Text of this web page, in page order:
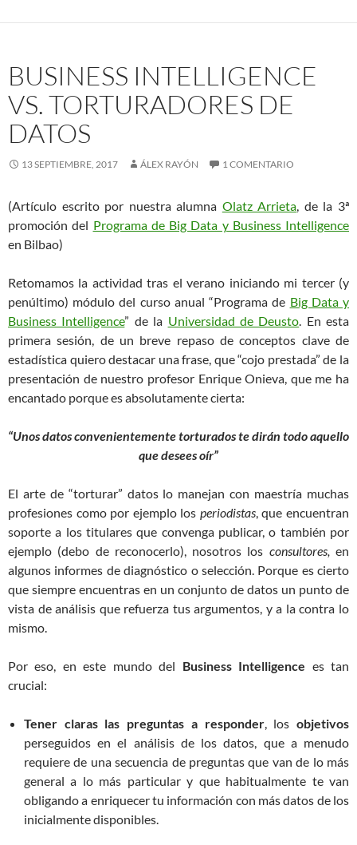
BUSINESS INTELLIGENCE
VS. TORTURADORES DE
DATOS
13 SEPTIEMBRE, 2017 ÁLEX RAYÓN 1 COMENTARIO
(Artículo escrito por nuestra alumna Olatz Arrieta, de la 3ª
promoción del Programa de Big Data y Business Intelligence
en Bilbao)
Retomamos la actividad tras el verano iniciando mi tercer (y
penúltimo) módulo del curso anual “Programa de Big Data y
Business Intelligence” de la Universidad de Deusto. En esta
primera sesión, de un breve repaso de conceptos clave de
estadística quiero destacar una frase, que “cojo prestada” de la
presentación de nuestro profesor Enrique Onieva, que me ha
encantado porque es absolutamente cierta:
“Unos datos convenientemente torturados te dirán todo aquello
que desees oír”
El arte de “torturar” datos lo manejan con maestría muchas
profesiones como por ejemplo los periodistas, que encuentran
soporte a los titulares que convenga publicar, o también por
ejemplo (debo de reconocerlo), nosotros los consultores, en
algunos informes de diagnóstico o selección. Porque es cierto
que siempre encuentras en un conjunto de datos un punto de
vista de análisis que refuerza tus argumentos, y a la contra lo
mismo.
Por eso, en este mundo del Business Intelligence es tan
crucial:
Tener claras las preguntas a responder, losobjetivos
perseguidos en el análisis de los datos, que a menudo
requiere de una secuencia de preguntas que van de lo más
general a lo más particular y que habitualmente te van
obligando a enriquecer tu información con más datos de los
inicialmente disponibles.